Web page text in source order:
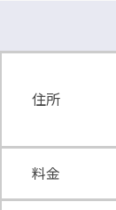
住所
料金